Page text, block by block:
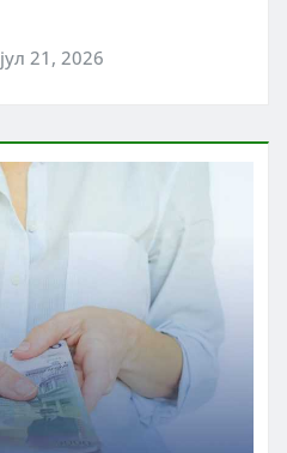
јул 21, 2026